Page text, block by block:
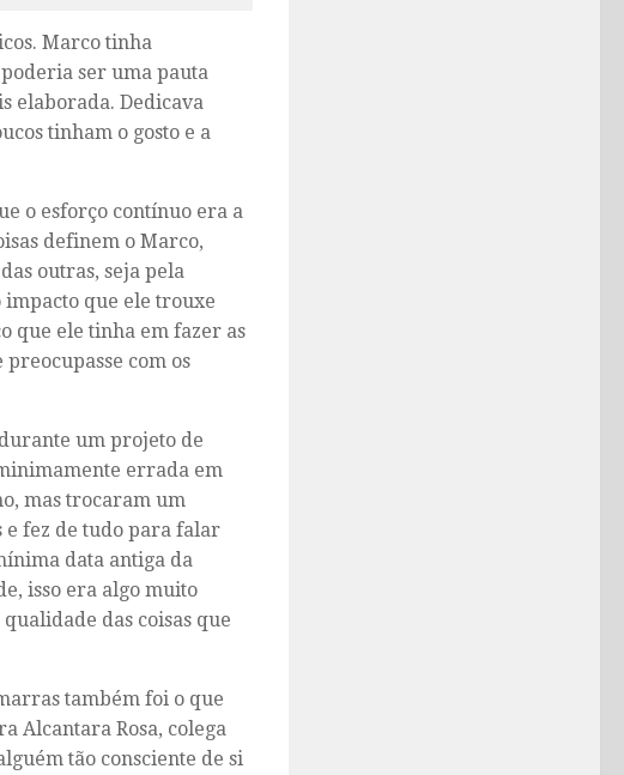
Marco tinha
ser uma pauta
elaborada. Dedicava
tinham o gosto e a
o esforço contínuo era a
definem o Marco,
outras, seja pela
impacto que ele trouxe
que ele tinha em fazer as
com os
um projeto de
errada em
mas trocaram um
fez de tudo para falar
data antiga da
isso era algo muito
das coisas que
também foi o que
Alcantara Rosa, colega
tão consciente de si